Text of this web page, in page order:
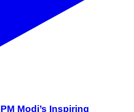
Modi’s Inspiring